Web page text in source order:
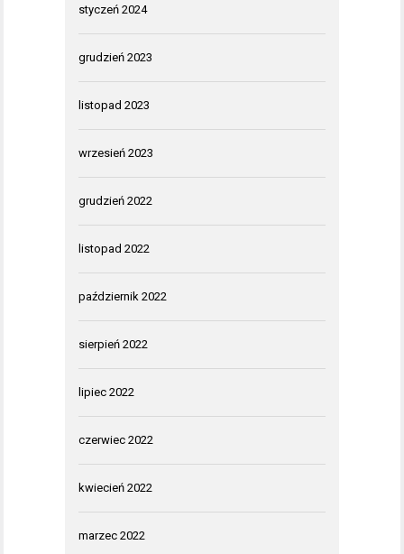
styczeń 2024
grudzień 2023
listopad 2023
wrzesień 2023
grudzień 2022
listopad 2022
październik 2022
sierpień 2022
lipiec 2022
czerwiec 2022
kwiecień 2022
marzec 2022